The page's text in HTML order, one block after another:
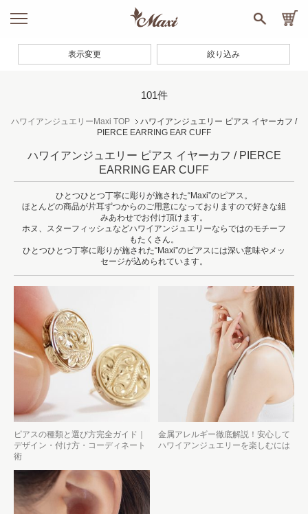
101件
ハワイアンジュエリーMaxi TOP
ハワイアンジュエリー ピアス イヤーカフ /
PIERCE EARRING EAR CUFF
ハワイアンジュエリー ピアス イヤーカフ / PIERCE
EARRING EAR CUFF
ひとつひとつ丁寧に彫りが施された“Maxi”のピアス。
ほとんどの商品が片耳ずつからのご用意になっておりますので好きな組
みあわせでお付け頂けます。
ホヌ、スターフィッシュなどハワイアンジュエリーならではのモチーフ
もたくさん。
ひとつひとつ丁寧に彫りが施された“Maxi”のピアスには深い意味やメッ
セージが込められています。
ピアスの種類と選び方完全ガイド｜
デザイン・付け方・コーディネート
術
金属アレルギー徹底解説！安心して
ハワイアンジュエリーを楽しむには
表示変更 絞り込み